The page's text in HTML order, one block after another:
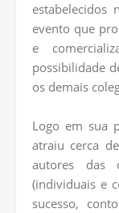
evento que
e
possibilidade
os demais
Logo em sua
atraiu cerca
autores das
(individuais e
sucesso,